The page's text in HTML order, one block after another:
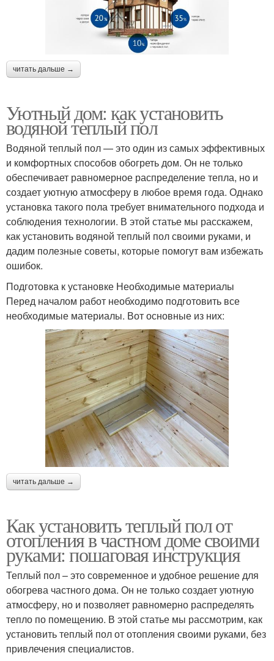
читать дальше →
Уютный дом: как установить
водяной теплый пол
Водяной теплый пол — это один из самых эффективных
и комфортных способов обогреть дом. Он не только
обеспечивает равномерное распределение тепла, но и
создает уютную атмосферу в любое время года. Однако
установка такого пола требует внимательного подхода и
соблюдения технологии. В этой статье мы расскажем,
как установить водяной теплый пол своими руками, и
дадим полезные советы, которые помогут вам избежать
ошибок.
Подготовка к установке Необходимые материалы
Перед началом работ необходимо подготовить все
необходимые материалы. Вот основные из них:
читать дальше →
Как установить теплый пол от
отопления в частном доме своими
руками: пошаговая инструкция
Теплый пол – это современное и удобное решение для
обогрева частного дома. Он не только создает уютную
атмосферу, но и позволяет равномерно распределять
тепло по помещению. В этой статье мы рассмотрим, как
установить теплый пол от отопления своими руками, без
привлечения специалистов.